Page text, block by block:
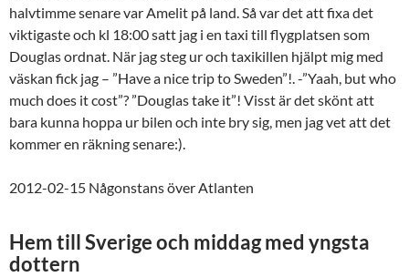
halvtimme senare var Amelit på land. Så var det att fixa det
viktigaste och kl 18:00 satt jag i en taxi till flygplatsen som
Douglas ordnat. När jag steg ur och taxikillen hjälpt mig med
väskan fick jag – ”Have a nice trip to Sweden”!. -”Yaah, but who
much does it cost”? ”Douglas take it”! Visst är det skönt att
bara kunna hoppa ur bilen och inte bry sig, men jag vet att det
kommer en räkning senare:).
2012-02-15 Någonstans över Atlanten
Hem till Sverige och middag med yngsta
dottern